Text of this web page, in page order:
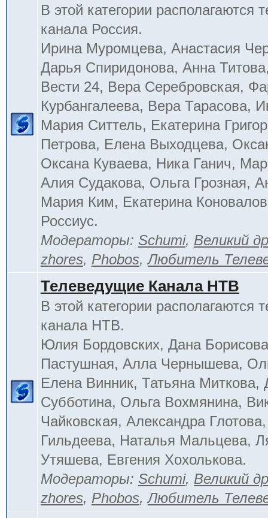
В этой категории располагаются
канала Россия.
Ирина Муромцева, Анастасия
Дарья Спиридонова, Анна
Вести 24, Вера Серебровская,
Курбангалеева, Вера Тарасова,
Мария Ситтель, Екатерина
Петрова, Елена Выходцева,
Оксана Куваева, Ника Ганич,
Алия Судакова, Ольга Грозная,
Мария Ким, Екатерина
Россиус.
Модераторы: Schumi, Великий
zhores, Phobos,Любитель
Телеведущие Канала НТВ
В этой категории располагаются
канала НТВ.
Юлия Бордовских, Дана
Пастушная, Алла Чернышева,
Елена Винник, Татьяна Миткова,
Субботина, Ольга Вохмянина,
Чайковская, Александра
Гильдеева, Наталья Мальцева,
Утяшева, Евгения Хохолькова.
Модераторы: Schumi, Великий
zhores, Phobos,Любитель